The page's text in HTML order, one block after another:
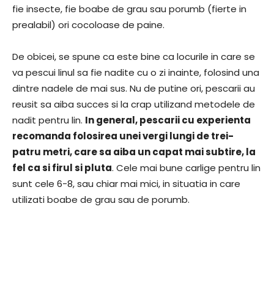
fie insecte, fie boabe de grau sau porumb (fierte in
prealabil) ori cocoloase de paine.
De obicei, se spune ca este bine ca locurile in care se
va pescui linul sa fie nadite cu o zi inainte, folosind una
dintre nadele de mai sus. Nu de putine ori, pescarii au
reusit sa aiba succes si la crap utilizand metodele de
nadit pentru lin. In general, pescarii cu experienta
recomanda folosirea unei vergi lungi de trei-
patru metri, care sa aiba un capat mai subtire, la
fel ca si firul si pluta. Cele mai bune carlige pentru lin
sunt cele 6-8, sau chiar mai mici, in situatia in care
utilizati boabe de grau sau de porumb.